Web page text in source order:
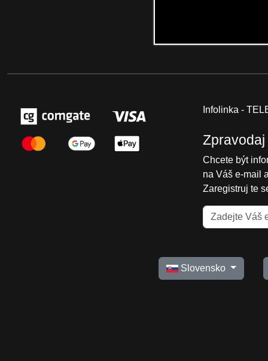
Infolinka -
Zpravodaj
Chcete být
na Váš e-mail
Zaregistruj te
Slovensko